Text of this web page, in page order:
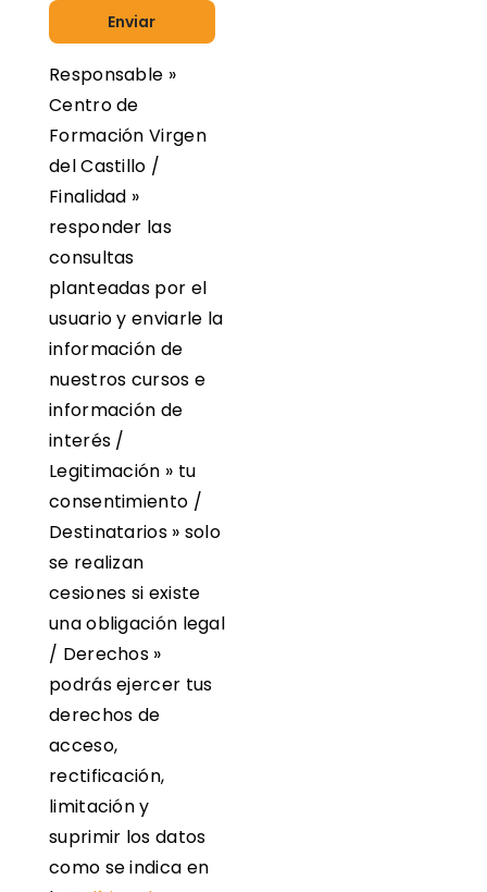
Responsable »
Centro de
Formación Virgen
del Castillo /
Finalidad »
responder las
consultas
planteadas por el
usuario y enviarle la
información de
nuestros cursos e
información de
interés /
Legitimación » tu
consentimiento /
Destinatarios » solo
se realizan
cesiones si existe
una obligación legal
/ Derechos »
podrás ejercer tus
derechos de
acceso,
rectificación,
limitación y
suprimir los datos
como se indica en